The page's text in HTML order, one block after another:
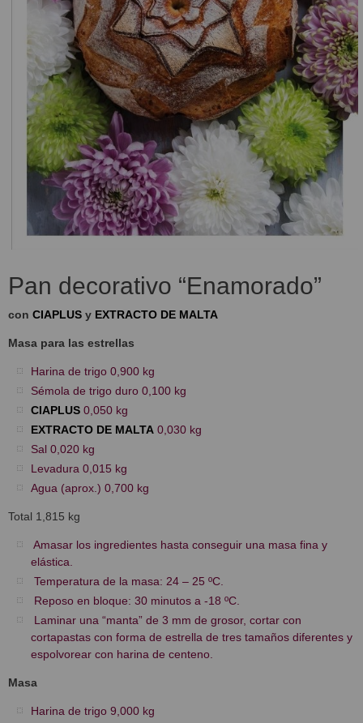
Pan decorativo “Enamorado”
con CIAPLUS y EXTRACTO DE MALTA
Masa para las estrellas
Harina de trigo 0,900 kg
Sémola de trigo duro 0,100 kg
CIAPLUS 0,050 kg
EXTRACTO DE MALTA 0,030 kg
Sal 0,020 kg
Levadura 0,015 kg
Agua (aprox.) 0,700 kg
Total 1,815 kg
Amasar los ingredientes hasta conseguir una masa fina y
elástica.
Temperatura de la masa: 24 – 25 ºC.
Reposo en bloque: 30 minutos a -18 ºC.
Laminar una “manta” de 3 mm de grosor, cortar con
cortapastas con forma de estrella de tres tamaños diferentes y
espolvorear con harina de centeno.
Masa
Harina de trigo 9,000 kg